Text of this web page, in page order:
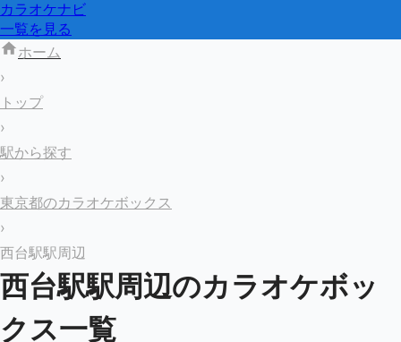
カラオケナビ
一覧を見る
ホーム
›
トップ
›
駅から探す
›
東京都のカラオケボックス
›
西台駅駅周辺
西台駅駅周辺のカラオケボッ
クス一覧